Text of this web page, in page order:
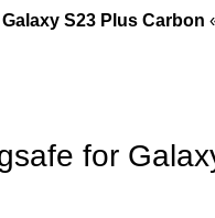
S23 Plus Carbon
for